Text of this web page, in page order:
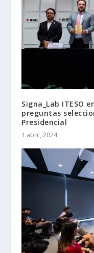
Signa_Lab ITESO
preguntas
Presidencial
1 abril, 2024